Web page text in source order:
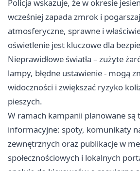
Policja wskazuje, że w okresie
wcześniej zapada zmrok i
atmosferyczne, sprawne i
oświetlenie jest kluczowe dla
Nieprawidłowe światła – zużyte
lampy, błędne ustawienie - mogą
widoczności i zwiększać ryzyko
pieszych.
W ramach kampanii planowane są
informacyjne: spoty, komunikaty
zewnętrznych oraz publikacje w
społecznościowych i lokalnych